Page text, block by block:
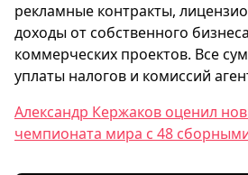
рекламные контракты,
доходы от собственного
коммерческих проектов. Все
уплаты налогов и комиссий
Александр Кержаков оценил
чемпионата мира с 48